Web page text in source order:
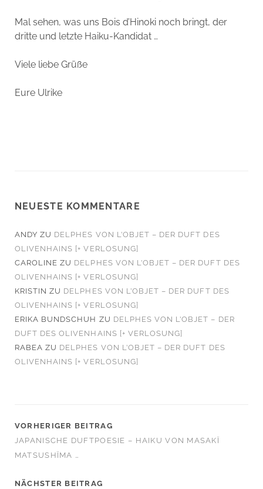
Mal sehen, was uns Bois d’Hinoki noch bringt, der
dritte und letzte Haiku-Kandidat …
Viele liebe Grüße
Eure Ulrike
NEUESTE KOMMENTARE
ANDY ZU DELPHES VON L’OBJET – DER DUFT DES
OLIVENHAINS [+ VERLOSUNG]
CAROLINE ZU DELPHES VON L’OBJET – DER DUFT DES
OLIVENHAINS [+ VERLOSUNG]
KRISTIN ZU DELPHES VON L’OBJET – DER DUFT DES
OLIVENHAINS [+ VERLOSUNG]
ERIKA BUNDSCHUH ZU DELPHES VON L’OBJET – DER
DUFT DES OLIVENHAINS [+ VERLOSUNG]
RABEA ZU DELPHES VON L’OBJET – DER DUFT DES
OLIVENHAINS [+ VERLOSUNG]
VORHERIGER BEITRAG
JAPANISCHE DUFTPOESIE – HAIKU VON MASAKÏ
MATSUSHÏMA …
NÄCHSTER BEITRAG